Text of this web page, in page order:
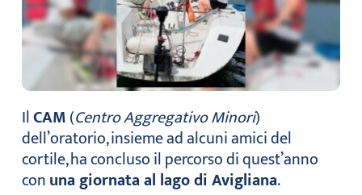
IlCAM(Centro Aggregativo Minori)
dell’oratorio, insieme ad alcuni amici del
cortile, ha concluso il percorso di quest’anno
conuna giornata al lago di Avigliana.